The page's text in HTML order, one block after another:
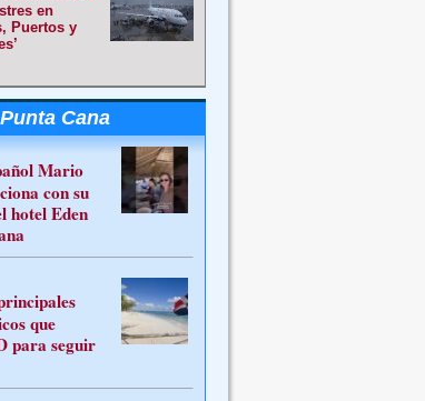
en
Puertos y
Punta Cana
Mario
con su
hotel Eden
que
para seguir